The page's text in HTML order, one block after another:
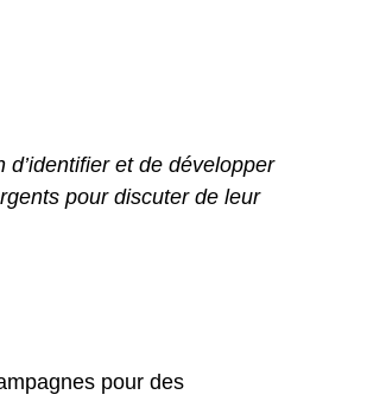
et de développer
pour discuter de leur
pour des